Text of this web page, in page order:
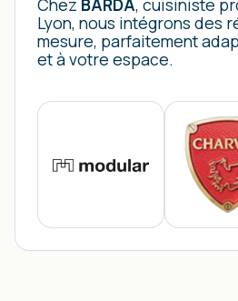
Chez BARDA, cuisiniste
Lyon, nous intégrons des
mesure, parfaitement
et à votre espace.